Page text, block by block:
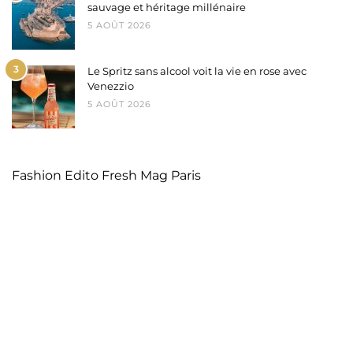
sauvage et héritage millénaire
5 AOÛT 2026
3
Le Spritz sans alcool voit la vie en rose avec
Venezzio
5 AOÛT 2026
Fashion Edito Fresh Mag Paris